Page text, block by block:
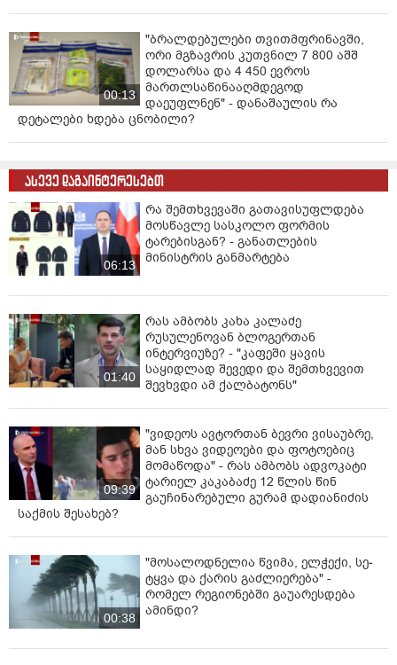
00:13
"ბრალდებულები თვითმფრინავში,
ორი მგზავრის კუთვნილ 7 800 აშშ
დოლარსა და 4 450 ევროს
მართლსაწინააღმდეგოდ
დაეუფლნენ" - დანაშაულის რა
დეტალები ხდება ცნობილი?
ასევე დაგაინტერესებთ
06:13
რა შემთხვევაში გათავისუფლდება
მოსწავლე სასკოლო ფორმის
ტარებისგან? - განათლების
მინისტრის განმარტება
01:40
რას ამბობს კახა კალაძე
რუსულენოვან ბლოგერთან
ინტერვიუზე? - "კაფეში ყავის
საყიდლად შევედი და შემთხვევით
შევხვდი ამ ქალბატონს"
09:39
"ვიდეოს ავტორთან ბევრი ვისაუბრე,
მან სხვა ვიდეოები და ფოტოებიც
მომაწოდა" - რას ამბობს ადვოკატი
ტარიელ კაკაბაძე 12 წლის წინ
გაუჩინარებული გურამ დადიანიძის
საქმის შესახებ?
00:38
"მოსალოდნელია წვიმა, ელ­ჭე­ქი, სე­
ტყვა და ქა­რის გაძ­ლი­ე­რე­ბა" -
რომელ რეგიონებში გაუარესდება
ამინდი?